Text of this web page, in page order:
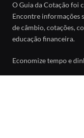
O Guia da Cotação foi
Encontre informações
de câmbio, cotações,
educação financeira.
Economize tempo e